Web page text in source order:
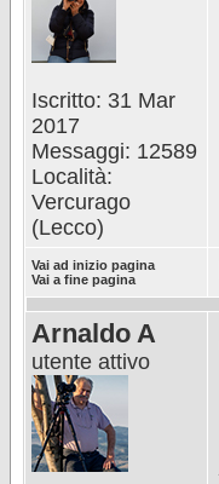
Iscritto: 31 Mar
2017
Messaggi: 12589
Località:
Vercurago
(Lecco)
Vai ad inizio pagina
Vai a fine pagina
Arnaldo A
utente attivo